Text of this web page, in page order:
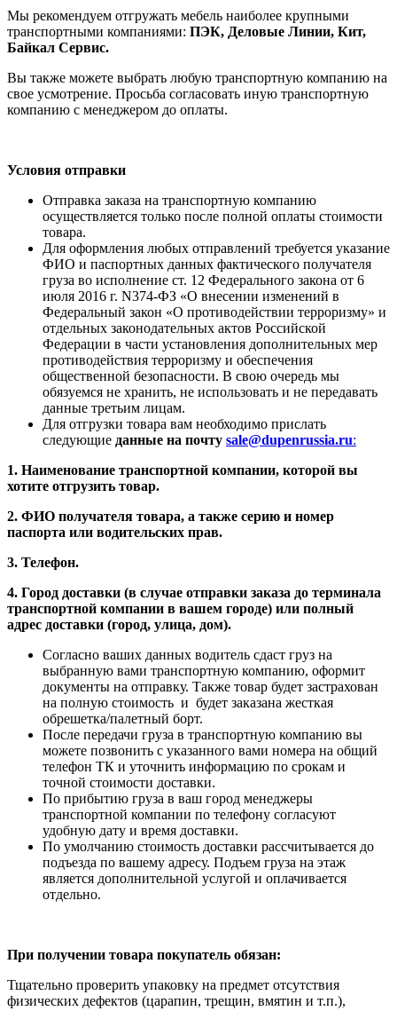
Мы рекомендуем отгружать мебель наиболее крупными
транспортными компаниями: ПЭК, Деловые Линии, Кит,
Байкал Сервис.
Вы также можете выбрать любую транспортную компанию на
свое усмотрение. Просьба согласовать иную транспортную
компанию с менеджером до оплаты.
Условия отправки
Отправка заказа на транспортную компанию
осуществляется только после полной оплаты стоимости
товара.
Для оформления любых отправлений требуется указание
ФИО и паспортных данных фактического получателя
груза во исполнение ст. 12 Федерального закона от 6
июля 2016 г. N374-ФЗ «О внесении изменений в
Федеральный закон «О противодействии терроризму» и
отдельных законодательных актов Российской
Федерации в части установления дополнительных мер
противодействия терроризму и обеспечения
общественной безопасности. В свою очередь мы
обязуемся не хранить, не использовать и не передавать
данные третьим лицам.
Для отгрузки товара вам необходимо прислать
следующие данные на почту sale@dupenrussia.ru:
1. Наименование транспортной компании, которой вы
хотите отгрузить товар.
2. ФИО получателя товара, а также серию и номер
паспорта или водительских прав.
3. Телефон.
4. Город доставки (в случае отправки заказа до терминала
транспортной компании в вашем городе) или полный
адрес доставки (город, улица, дом).
Согласно ваших данных водитель сдаст груз на
выбранную вами транспортную компанию, оформит
документы на отправку. Также товар будет застрахован
на полную стоимость и будет заказана жесткая
обрешетка/палетный борт.
После передачи груза в транспортную компанию вы
можете позвонить с указанного вами номера на общий
телефон ТК и уточнить информацию по срокам и
точной стоимости доставки.
По прибытию груза в ваш город менеджеры
транспортной компании по телефону согласуют
удобную дату и время доставки.
По умолчанию стоимость доставки рассчитывается до
подъезда по вашему адресу. Подъем груза на этаж
является дополнительной услугой и оплачивается
отдельно.
При получении товара покупатель обязан:
Тщательно проверить упаковку на предмет отсутствия
физических дефектов (царапин, трещин, вмятин и т.п.),